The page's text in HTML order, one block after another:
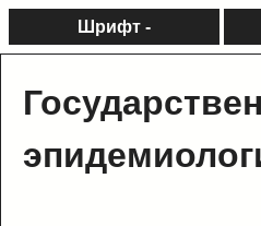
Шрифт -